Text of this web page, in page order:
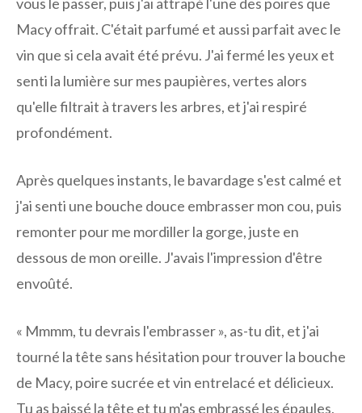
Macy offrait. C'était parfumé et aussi parfait avec le
vin que si cela avait été prévu. J'ai fermé les yeux et
senti la lumière sur mes paupières, vertes alors
qu'elle filtrait à travers les arbres, et j'ai respiré
profondément.
Après quelques instants, le bavardage s'est calmé et
j'ai senti une bouche douce embrasser mon cou, puis
remonter pour me mordiller la gorge, juste en
dessous de mon oreille. J'avais l'impression d'être
envoûté.
« Mmmm, tu devrais l'embrasser », as-tu dit, et j'ai
tourné la tête sans hésitation pour trouver la bouche
de Macy, poire sucrée et vin entrelacé et délicieux.
Tu as baissé la tête et tu m'as embrassé les épaules,